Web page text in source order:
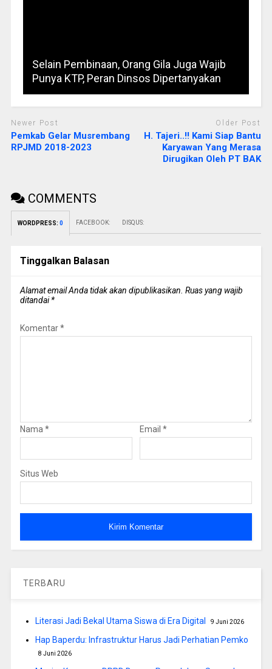
Selain Pembinaan, Orang Gila Juga Wajib
Punya KTP, Peran Dinsos Dipertanyakan
Newer Post
Pemkab Gelar Musrembang
RPJMD 2018-2023
Older Post
H. Tajeri..!! Kami Siap Bantu
Karyawan Yang Merasa
Dirugikan Oleh PT BAK
COMMENTS
WORDPRESS: 0 FACEBOOK: DISQUS:
Tinggalkan Balasan
Alamat email Anda tidak akan dipublikasikan. Ruas yang wajib
ditandai*
Komentar*
Nama * Email *
Situs Web
TERBARU
Literasi Jadi Bekal Utama Siswa di Era Digital 9 Juni 2026
Hap Baperdu: Infrastruktur Harus Jadi Perhatian Pemko
8 Juni 2026